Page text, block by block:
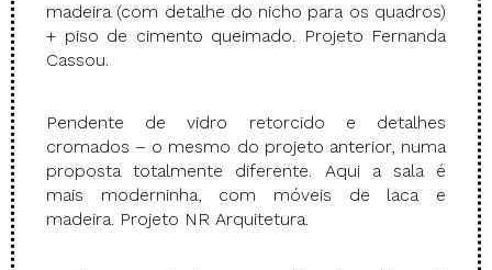
madeira (com detalhe do nicho para os quadros)
+ piso de cimento queimado. Projeto Fernanda
Cassou.
Pendente de vidro retorcido e detalhes
cromados – o mesmo do projeto anterior, numa
proposta totalmente diferente. Aqui a sala é
mais moderninha, com móveis de laca e
madeira. Projeto NR Arquitetura.